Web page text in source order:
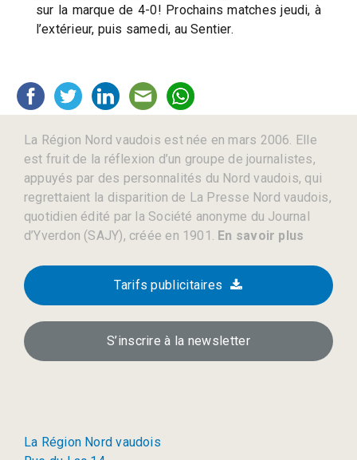
sur la marque de 4-0! Prochains matches jeudi, à
l’extérieur, puis samedi, au Sentier.
La Région Nord vaudois est née en mars 2006. Elle
est fruit de la réflexion d’un groupe de journalistes,
appuyés par des personnalités du Nord vaudois, qui
regrettaient la disparition de La Presse Nord vaudois,
quotidien édité par la Société anonyme du Journal
d’Yverdon (SAJY), créée en 1901. En savoir plus
Tarifs publicitaires
S’inscrire à la newsletter
La Région Nord vaudois